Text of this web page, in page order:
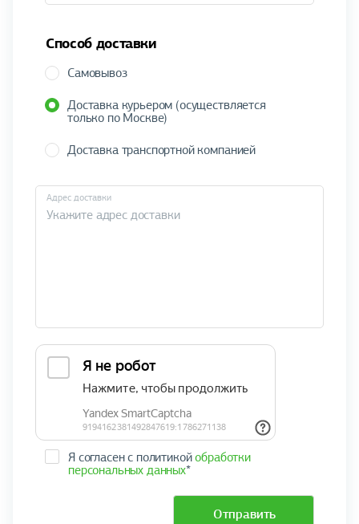
Способ доставки
Самовывоз
Доставка курьером (осуществляется
только по Москве)
Доставка транспортной компанией
Адрес доставки
Я согласен с политикойобработки
персональных данных*
Отправить